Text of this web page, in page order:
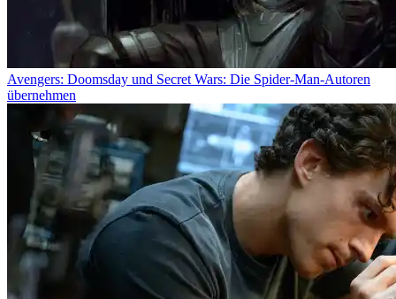
Avengers: Doomsday und Secret Wars: Die Spider-Man-Autoren
übernehmen